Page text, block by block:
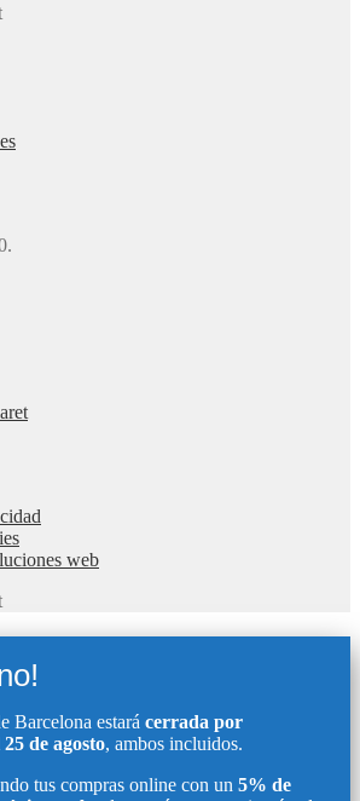
web
Barcelona estará cerrada por
de agosto, ambos incluidos.
tus compras online con un 5% de